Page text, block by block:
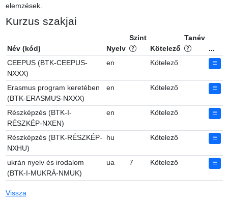
elemzések.
Kurzus szakjai
Név (kód) Nyelv
Szint
Kötelező
Tanév
...
CEEPUS (BTK-CEEPUS-
NXXX)
en Kötelező
Erasmus program keretében
(BTK-ERASMUS-NXXX)
en Kötelező
Részképzés (BTK-I-
RÉSZKÉP-NXEN)
en Kötelező
Részképzés (BTK-RÉSZKÉP-
NXHU)
hu Kötelező
ukrán nyelv és irodalom
(BTK-I-MUKRÁ-NMUK)
ua 7 Kötelező
Vissza